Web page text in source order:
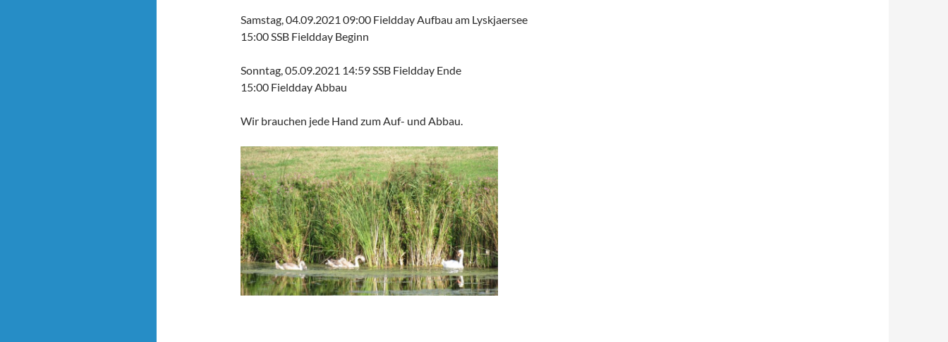
Samstag, 04.09.2021 09:00 Fieldday Aufbau am Lyskjaersee
15:00 SSB Fieldday Beginn
Sonntag, 05.09.2021 14:59 SSB Fieldday Ende
15:00 Fieldday Abbau
Wir brauchen jede Hand zum Auf- und Abbau.